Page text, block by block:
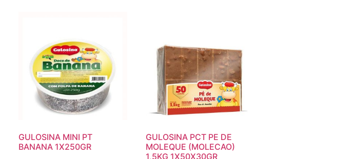
GULOSINA MINI PT
BANANA 1X250GR
GULOSINA PCT PE DE
MOLEQUE (MOLECAO)
1,5KG 1X50X30GR